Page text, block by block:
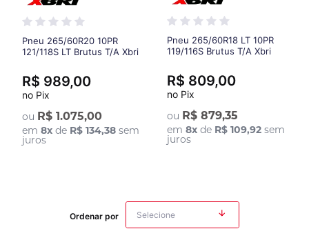
Pneu 265/60R20 10PR
121/118S LT Brutus T/A Xbri
ou R$ 1.075,00
em8x de R$ 134,38 sem
juros
R$ 989,00
no Pix
Pneu 265/60R18 LT 10PR
119/116S Brutus T/A Xbri
ou R$ 879,35
em 8xde R$ 109,92sem
juros
R$ 809,00
no Pix
Ordenar por